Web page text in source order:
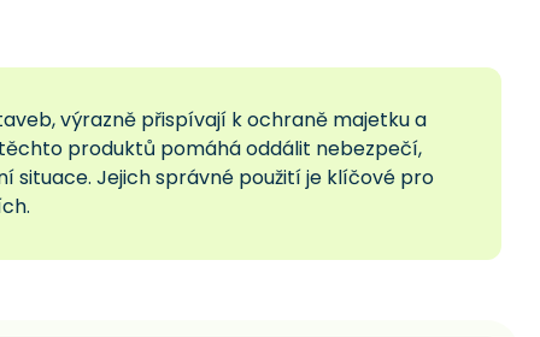
výrazně přispívají k ochraně majetku a
produktů pomáhá oddálit nebezpečí,
situace. Jejich správné použití je klíčové pro